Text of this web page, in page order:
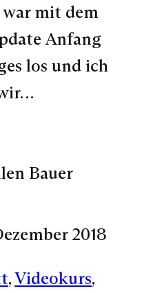
mit dem
Anfang
los und ich
Bauer
2018
, Videokurs